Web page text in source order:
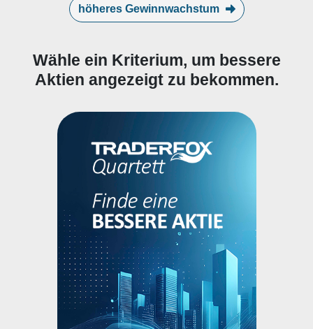
höheres Gewinnwachstum
Wähle ein Kriterium, um bessere
Aktien angezeigt zu bekommen.